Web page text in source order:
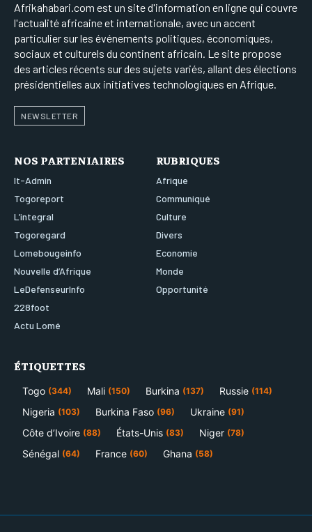
Afrikahabari.com est un site d'information en ligne qui couvre
l'actualité africaine et internationale, avec un accent
particulier sur les événements politiques, économiques,
sociaux et culturels du continent africain. Le site propose
des articles récents sur des sujets variés, allant des élections
présidentielles aux initiatives technologiques en Afrique.
NEWSLETTER
NOS PARTENIAIRES
It-Admin
Togoreport
L’integral
Togoregard
Lomebougeinfo
Nouvelle d’Afrique
LeDefenseurInfo
228foot
Actu Lomé
RUBRIQUES
Afrique
Communiqué
Culture
Divers
Economie
Monde
Opportunité
ÉTIQUETTES
Togo (344) Mali (150) Burkina (137) Russie (114)
Nigeria (103) Burkina Faso (96) Ukraine (91)
Côte d’Ivoire (88) États-Unis (83) Niger (78)
Sénégal (64) France (60) Ghana (58)